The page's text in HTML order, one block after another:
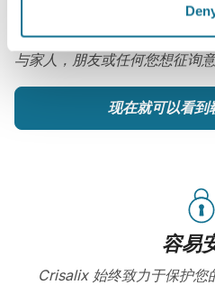
Dra. Aimee Recchia
Crisalix帐户在家中观看您的
与家人，朋友或任何您想征询
现在就可以看到
容易
Crisalix 始终致力于保护您